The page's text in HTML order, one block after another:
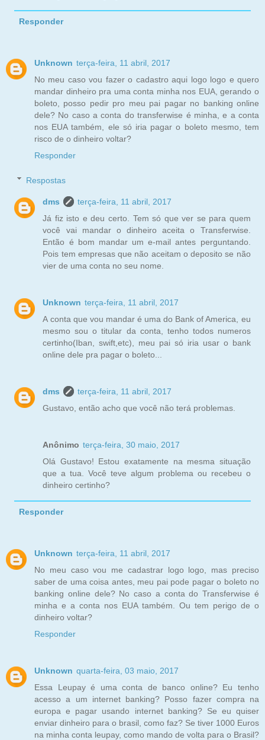
Responder
Unknown terça-feira, 11 abril, 2017
No meu caso vou fazer o cadastro aqui logo logo e quero
mandar dinheiro pra uma conta minha nos EUA, gerando o
boleto, posso pedir pro meu pai pagar no banking online
dele? No caso a conta do transferwise é minha, e a conta
nos EUA também, ele só iria pagar o boleto mesmo, tem
risco de o dinheiro voltar?
Responder
Respostas
dms
terça-feira, 11 abril, 2017
Já fiz isto e deu certo. Tem só que ver se para quem
você vai mandar o dinheiro aceita o Transferwise.
Então é bom mandar um e-mail antes perguntando.
Pois tem empresas que não aceitam o deposito se não
vier de uma conta no seu nome.
Unknown terça-feira, 11 abril, 2017
A conta que vou mandar é uma do Bank of America, eu
mesmo sou o titular da conta, tenho todos numeros
certinho(Iban, swift,etc), meu pai só iria usar o bank
online dele pra pagar o boleto...
dms
terça-feira, 11 abril, 2017
Gustavo, então acho que você não terá problemas.
Anônimo terça-feira, 30 maio, 2017
Olá Gustavo! Estou exatamente na mesma situação
que a tua. Você teve algum problema ou recebeu o
dinheiro certinho?
Responder
Unknown terça-feira, 11 abril, 2017
No meu caso vou me cadastrar logo logo, mas preciso
saber de uma coisa antes, meu pai pode pagar o boleto no
banking online dele? No caso a conta do Transferwise é
minha e a conta nos EUA também. Ou tem perigo de o
dinheiro voltar?
Responder
Unknown quarta-feira, 03 maio, 2017
Essa Leupay é uma conta de banco online? Eu tenho
acesso a um internet banking? Posso fazer compra na
europa e pagar usando internet banking? Se eu quiser
enviar dinheiro para o brasil, como faz? Se tiver 1000 Euros
na minha conta leupay, como mando de volta para o Brasil?